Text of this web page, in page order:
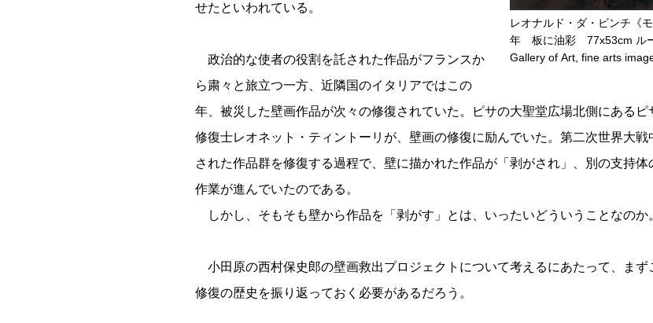
レオナルド・ダ・ビンチ《
年 板に油彩 77x53cm ル
Gallery of Art, fine arts
せたといわれている。
政治的な使者の役割を託された作品がフランスか
ら粛々と旅立つ一方、近隣国のイタリアではこの
年、被災した壁画作品が次々の修復されていた。ピサの大聖堂広場北側にあるピ
修復士レオネット・ティントーリが、壁画の修復に励んでいた。第二次世界大戦
された作品群を修復する過程で、壁に描かれた作品が「剥がされ」、別の支持体
作業が進んでいたのである。
しかし、そもそも壁から作品を「剥がす」とは、いったいどういうことなのか。
小田原の西村保史郎の壁画救出プロジェクトについて考えるにあたって、まず
修復の歴史を振り返っておく必要があるだろう。